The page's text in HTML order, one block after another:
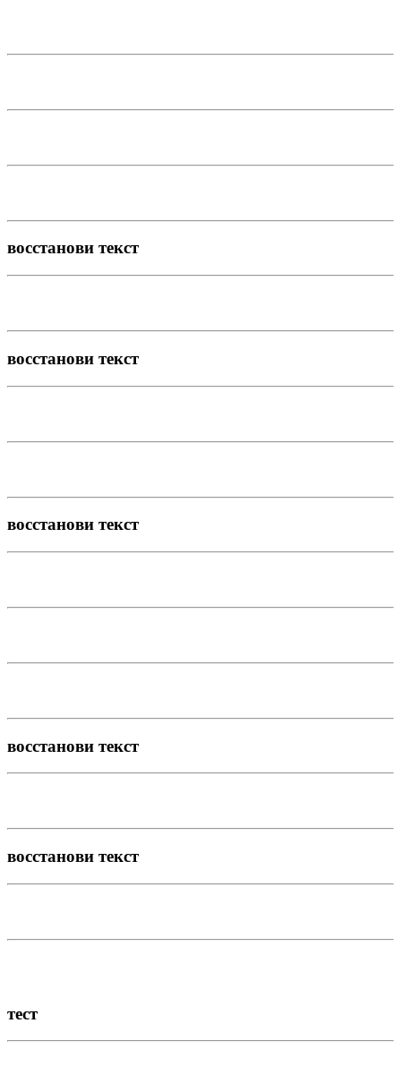
восстанови текст
восстанови текст
восстанови текст
восстанови текст
восстанови текст
тест